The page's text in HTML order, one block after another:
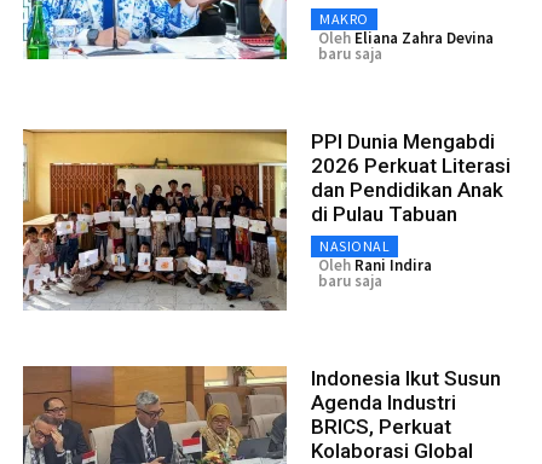
MAKRO
Oleh Eliana Zahra Devina
baru saja
PPI Dunia Mengabdi
2026 Perkuat Literasi
dan Pendidikan Anak
di Pulau Tabuan
NASIONAL
Oleh Rani Indira
baru saja
Indonesia Ikut Susun
Agenda Industri
BRICS, Perkuat
Kolaborasi Global